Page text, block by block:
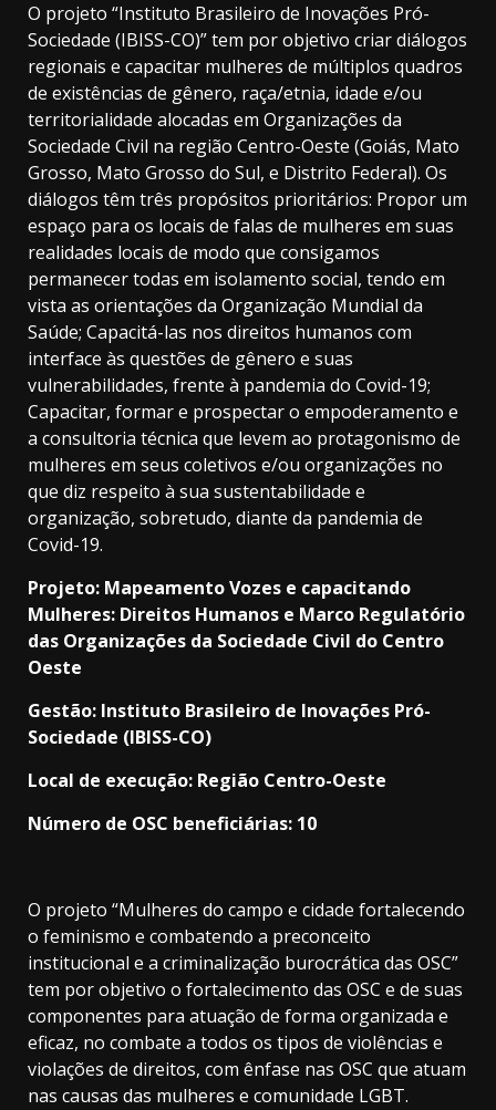
O projeto “Instituto Brasileiro de Inovações Pró-
Sociedade (IBISS-CO)” tem por objetivo criar diálogos
regionais e capacitar mulheres de múltiplos quadros
de existências de gênero, raça/etnia, idade e/ou
territorialidade alocadas em Organizações da
Sociedade Civil na região Centro-Oeste (Goiás, Mato
Grosso, Mato Grosso do Sul, e Distrito Federal). Os
diálogos têm três propósitos prioritários: Propor um
espaço para os locais de falas de mulheres em suas
realidades locais de modo que consigamos
permanecer todas em isolamento social, tendo em
vista as orientações da Organização Mundial da
Saúde; Capacitá-las nos direitos humanos com
interface às questões de gênero e suas
vulnerabilidades, frente à pandemia do Covid-19;
Capacitar, formar e prospectar o empoderamento e
a consultoria técnica que levem ao protagonismo de
mulheres em seus coletivos e/ou organizações no
que diz respeito à sua sustentabilidade e
organização, sobretudo, diante da pandemia de
Covid-19.
Projeto: Mapeamento Vozes e capacitando
Mulheres: Direitos Humanos e Marco Regulatório
das Organizações da Sociedade Civil do Centro
Oeste
Gestão: Instituto Brasileiro de Inovações Pró-
Sociedade (IBISS-CO)
Local de execução: Região Centro-Oeste
Número de OSC beneficiárias: 10
O projeto “Mulheres do campo e cidade fortalecendo
o feminismo e combatendo a preconceito
institucional e a criminalização burocrática das OSC”
tem por objetivo o fortalecimento das OSC e de suas
componentes para atuação de forma organizada e
eficaz, no combate a todos os tipos de violências e
violações de direitos, com ênfase nas OSC que atuam
nas causas das mulheres e comunidade LGBT.